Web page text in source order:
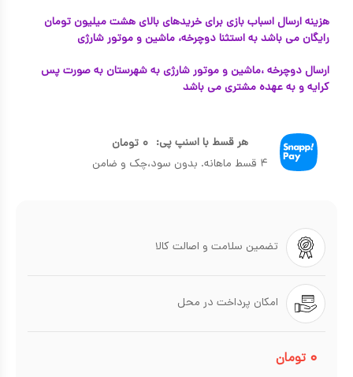
هزینه ارسال اسباب بازی برای خریدهای بالای هشت میلیون تومان
رایگان می باشد به استثنا دوچرخه، ماشین و موتور شارژی
ارسال دوچرخه ،ماشین و موتور شارژی به شهرستان به صورت پس
کرایه و به عهده مشتری می باشد
هر قسط با اسنپ پی: ۰ تومان
۴ قسط ماهانه. بدون سود،چک و ضامن
تضمین سلامت و اصالت کالا
امکان پرداخت در محل
۰ تومان